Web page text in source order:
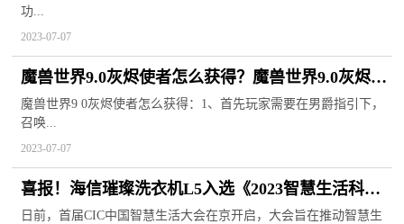
功...
2023-07-07
魔兽世界9.0灰烬使者怎么获得？魔兽世界9.0灰烬使
者怎么打？
魔兽世界9 0灰烬使者怎么获得：1、首先玩家需要在男爵指引下，
召唤...
2023-07-07
喜报！海信璀璨洗衣机L5入选《2023智慧生活科技
好物选购指南》
日前，首届CIC中国智慧生活大会在京开启，大会旨在推动智慧生